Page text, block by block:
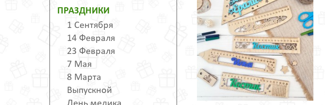
ПРАЗДНИКИ
1 Сентября
14 Февраля
23 Февраля
7 Мая
8 Марта
Выпускной